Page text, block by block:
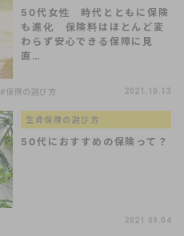
50代女性 時代とともに保険
も進化 保険料はほとんど変
わらず安心できる保障に見
直…
#保険の選び方 2021.10.13
生命保険の選び方
50代におすすめの保険って？
2021.09.04